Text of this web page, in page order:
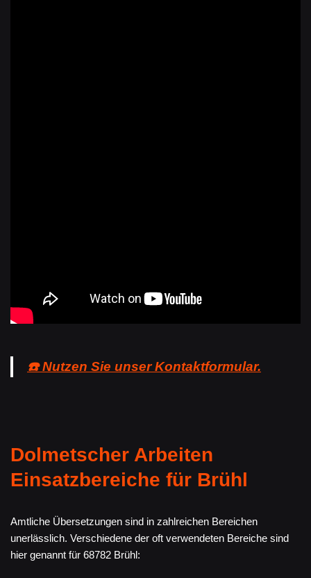
☎️ Nutzen Sie unser Kontaktformular.
Dolmetscher Arbeiten
Einsatzbereiche für Brühl
Amtliche Übersetzungen sind in zahlreichen Bereichen
unerlässlich. Verschiedene der oft verwendeten Bereiche sind
hier genannt für 68782 Brühl: